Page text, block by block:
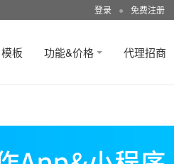
登录 ● 免费注册
模板 功能&价格 代理招商